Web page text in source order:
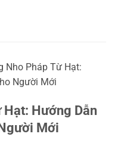
Nho Pháp Từ Hạt:
Người Mới
Hạt: Hướng Dẫn
Mới